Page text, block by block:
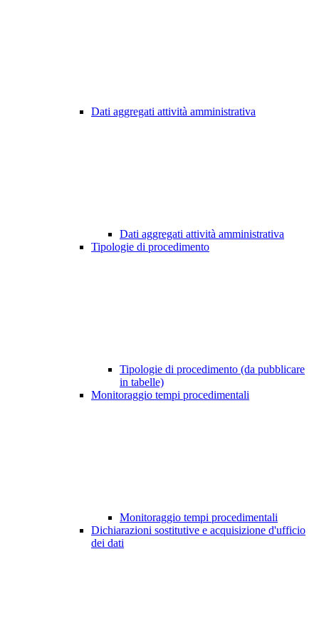
Dati aggregati attività amministrativa
Dati aggregati attività amministrativa
Tipologie di procedimento
Tipologie di procedimento (da pubblicare
in tabelle)
Monitoraggio tempi procedimentali
Monitoraggio tempi procedimentali
Dichiarazioni sostitutive e acquisizione d'ufficio
dei dati